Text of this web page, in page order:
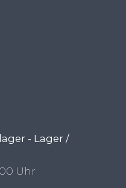
- Lager /
Uhr